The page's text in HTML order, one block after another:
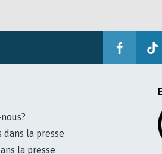
la presse
la presse